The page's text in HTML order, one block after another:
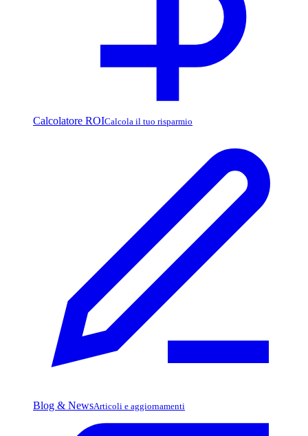
Calcolatore ROICalcola il tuo risparmio
Blog & NewsArticoli e aggiornamenti